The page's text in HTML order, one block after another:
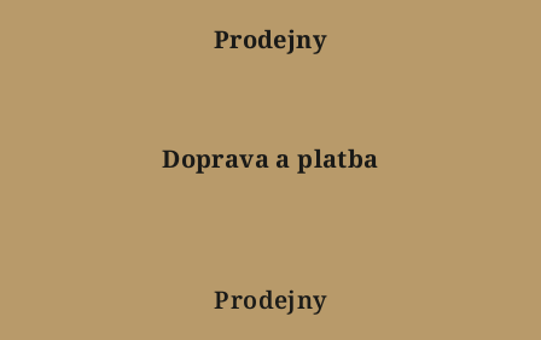
Prodejny
Doprava a platba
Prodejny